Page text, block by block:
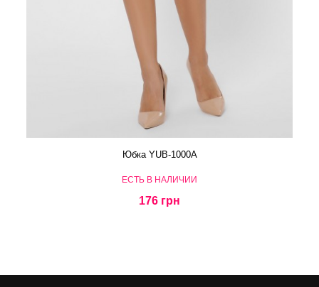
Юбка YUB-1000A
ЕСТЬ В НАЛИЧИИ
176 грн